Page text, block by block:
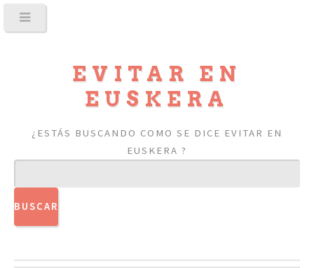
EVITAR EN
EUSKERA
¿ESTÁS BUSCANDO COMO SE DICE EVITAR EN
EUSKERA ?